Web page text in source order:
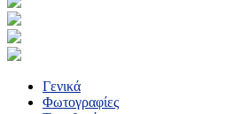
Γενικά
Φωτογραφίες